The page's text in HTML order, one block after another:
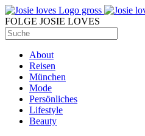
FOLGE JOSIE LOVES
About
Reisen
München
Mode
Persönliches
Lifestyle
Beauty